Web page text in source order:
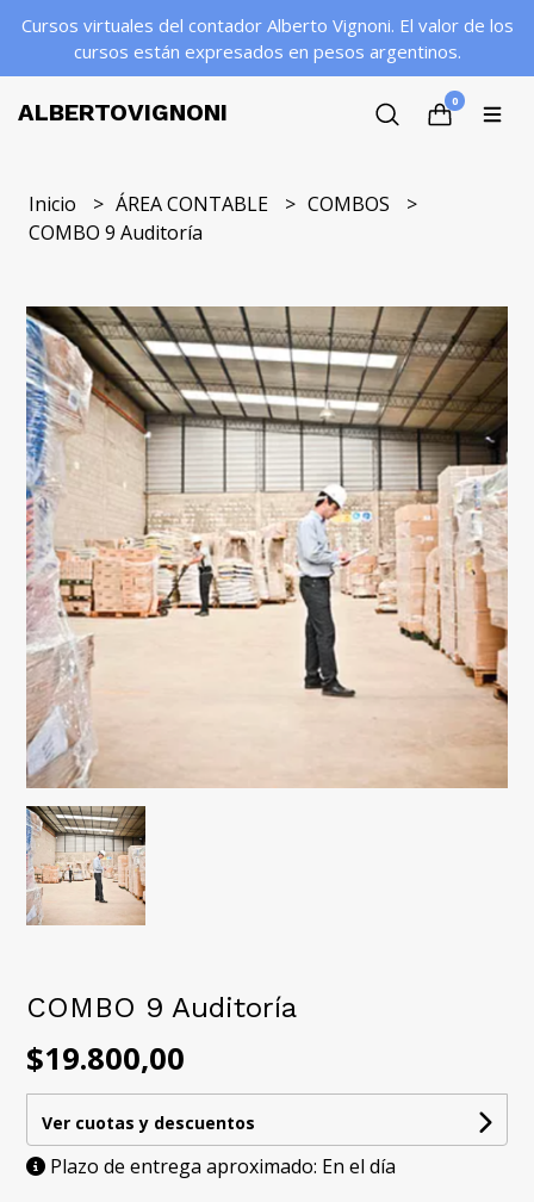
Cursos virtuales del contador Alberto Vignoni. El valor de los
cursos están expresados en pesos argentinos.
ALBERTOVIGNONI 0
Inicio ÁREA CONTABLE
COMBOS
COMBO 9 Auditoría
COMBO 9 Auditoría
$19.800,00
Ver cuotas y descuentos
Plazo de entrega aproximado: En el día